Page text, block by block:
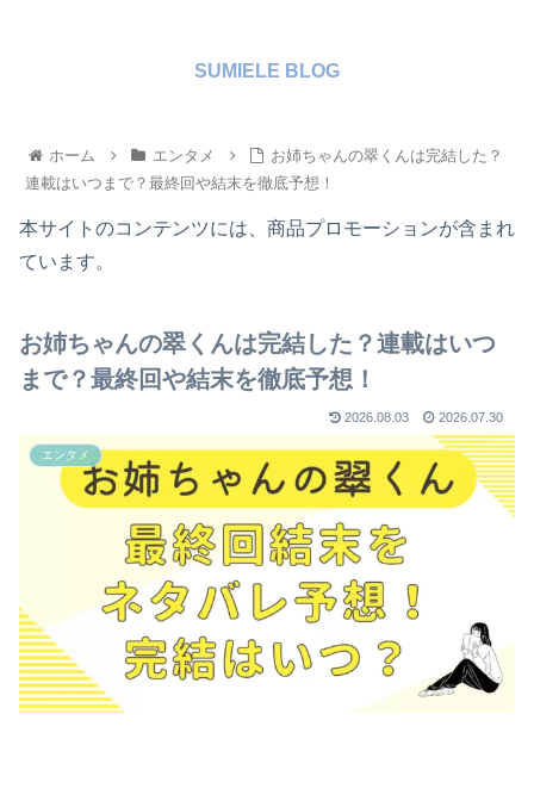
SUMIELE BLOG
ホーム エンタメ
お姉ちゃんの翠くんは完結した？
連載はいつまで？最終回や結末を徹底予想！
本サイトのコンテンツには、商品プロモーションが含まれ
ています。
お姉ちゃんの翠くんは完結した？連載はいつ
まで？最終回や結末を徹底予想！
2026.08.03 2026.07.30
エンタメ